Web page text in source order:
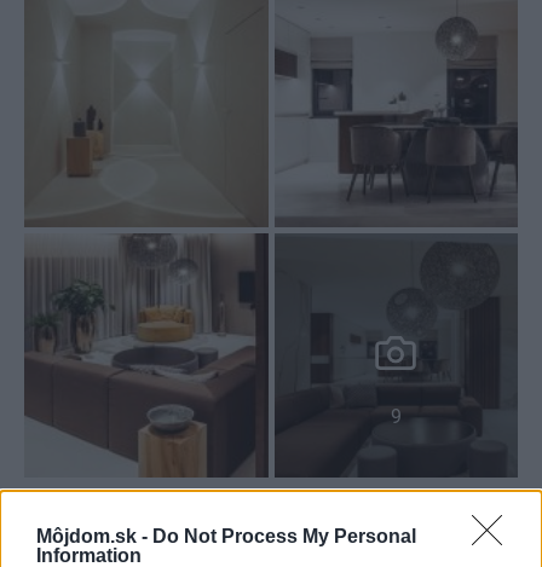
Môjdom.sk - Do Not Process My Personal
Information
9
Foto: Livello